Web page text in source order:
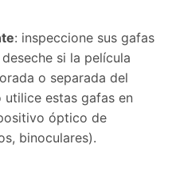
: inspeccione sus gafas
si la película
o separada del
utilice estas gafas en
óptico de
binoculares).